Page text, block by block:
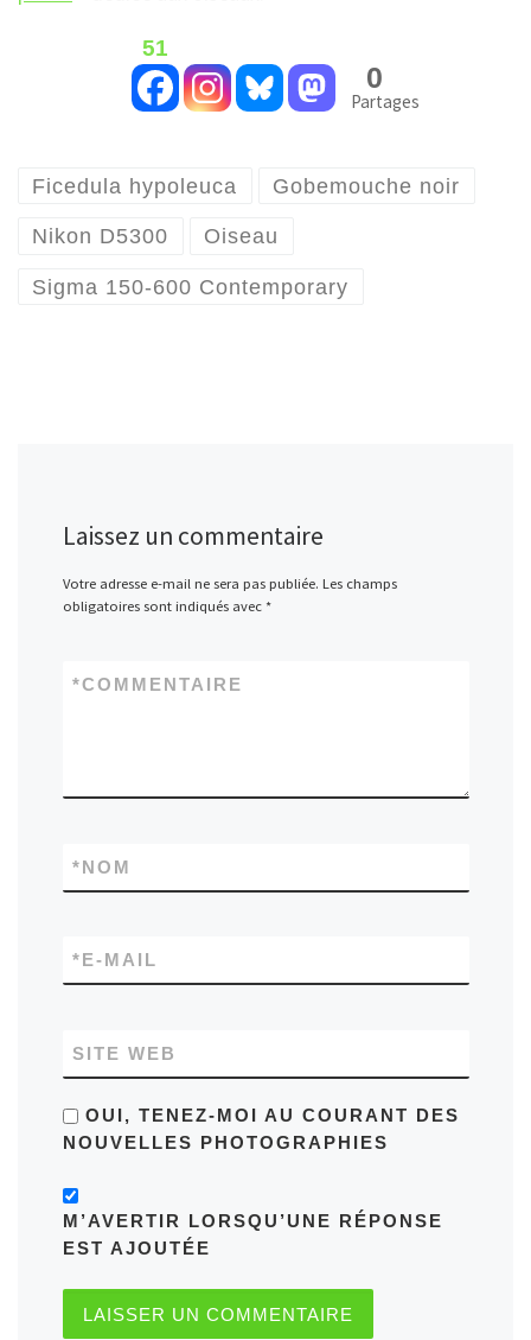
51
0
Partages
Ficedula hypoleuca Gobemouche noir
Nikon D5300 Oiseau
Sigma 150-600 Contemporary
Laissez un commentaire
Votre adresse e-mail ne sera pas publiée. Les champs
obligatoires sont indiqués avec *
COMMENTAIRE
*
NOM
*
E-MAIL
*
SITE WEB
OUI, TENEZ-MOI AU COURANT DES
NOUVELLES PHOTOGRAPHIES
M’AVERTIR LORSQU’UNE RÉPONSE
EST AJOUTÉE